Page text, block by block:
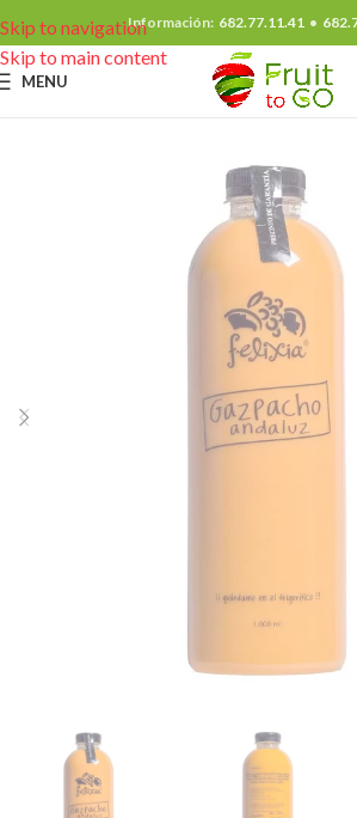
Skip to navigation
Skip to main content
Información: 682.77.11.41•
MENU